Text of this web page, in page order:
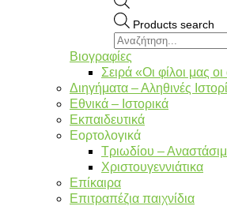
Products search
Βιογραφίες
Σειρά «Οι φίλοι μας οι
Διηγήματα – Αληθινές
Εθνικά – Ιστορικά
Εκπαιδευτικά
Εορτολογικά
Τριωδίου –
Χριστουγεννιάτικα
Επίκαιρα
Επιτραπέζια παιχνίδια